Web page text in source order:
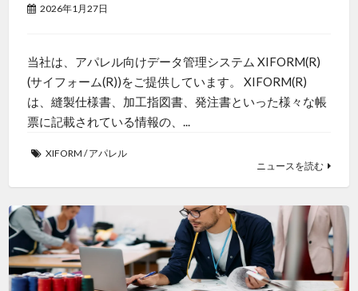
2026年1月27日
当社は、アパレル向けデータ管理システム XIFORM(R)
(サイフォーム(R))をご提供しています。 XIFORM(R)
は、縫製仕様書、加工指図書、発注書といった様々な帳
票に記載されている情報の、...
XIFORM /アパレル
ニュースを読む